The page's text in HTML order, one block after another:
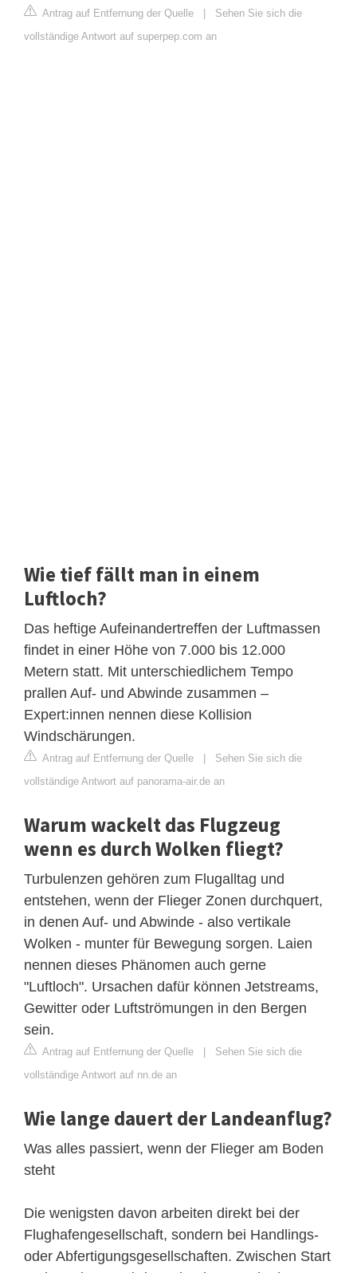
Antrag auf Entfernung der Quelle | Sehen Sie sich die
vollständige Antwort auf superpep.com an
Wie tief fällt man in einem
Luftloch?
Das heftige Aufeinandertreffen der Luftmassen
findet in einer Höhe von 7.000 bis 12.000
Metern statt. Mit unterschiedlichem Tempo
prallen Auf- und Abwinde zusammen –
Expert:innen nennen diese Kollision
Windschärungen.
Antrag auf Entfernung der Quelle | Sehen Sie sich die
vollständige Antwort auf panorama-air.de an
Warum wackelt das Flugzeug
wenn es durch Wolken fliegt?
Turbulenzen gehören zum Flugalltag und
entstehen, wenn der Flieger Zonen durchquert,
in denen Auf- und Abwinde - also vertikale
Wolken - munter für Bewegung sorgen. Laien
nennen dieses Phänomen auch gerne
"Luftloch". Ursachen dafür können Jetstreams,
Gewitter oder Luftströmungen in den Bergen
sein.
Antrag auf Entfernung der Quelle | Sehen Sie sich die
vollständige Antwort auf nn.de an
Wie lange dauert der Landeanflug?
Was alles passiert, wenn der Flieger am Boden
steht
Die wenigsten davon arbeiten direkt bei der
Flughafengesellschaft, sondern bei Handlings-
oder Abfertigungsgesellschaften. Zwischen Start